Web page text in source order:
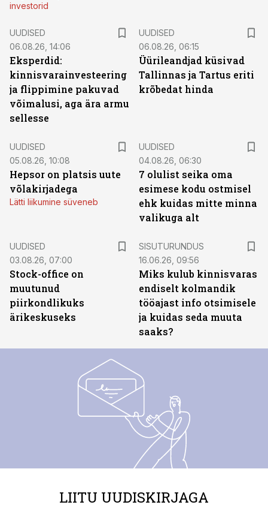
investorid
UUDISED
06.08.26, 14:06
Eksperdid:
kinnisvarainvesteering
ja flippimine pakuvad
võimalusi, aga ära armu
sellesse
UUDISED
06.08.26, 06:15
Üürileandjad küsivad
Tallinnas ja Tartus eriti
krõbedat hinda
UUDISED
05.08.26, 10:08
Hepsor on platsis uute
võlakirjadega
Lätti liikumine süveneb
UUDISED
04.08.26, 06:30
7 olulist seika oma
esimese kodu ostmisel
ehk kuidas mitte minna
valikuga alt
UUDISED
03.08.26, 07:00
Stock-office on
muutunud
piirkondlikuks
ärikeskuseks
SISUTURUNDUS
16.06.26, 09:56
Miks kulub kinnisvaras
endiselt kolmandik
tööajast info otsimisele
ja kuidas seda muuta
saaks?
LIITU UUDISKIRJAGA